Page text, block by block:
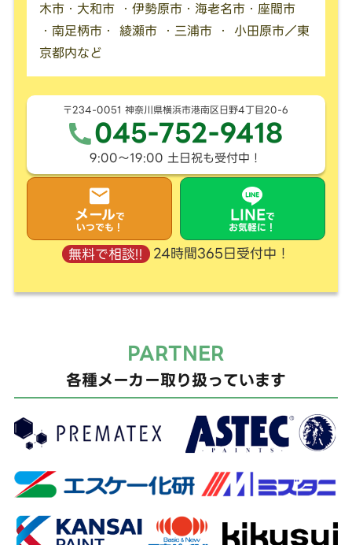
木市・大和市 ・伊勢原市・海老名市・座間市
・南足柄市・ 綾瀬市 ・三浦市 ・ 小田原市／東
京都内など
〒234-0051 神奈川県横浜市港南区日野4丁目20-6
045-752-9418
9:00〜19:00 土日祝も受付中！
メールで
いつでも！
LINEで
お気軽に！
無料で相談!! 24時間365日受付中！
PARTNER
各種メーカー取り扱っています